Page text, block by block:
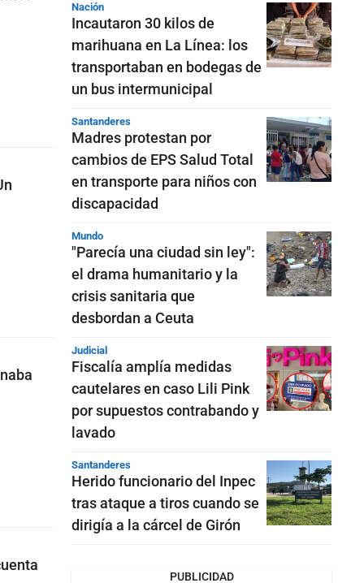
Nación
Incautaron 30 kilos de
marihuana en La Línea: los
transportaban en bodegas de
un bus intermunicipal
Santanderes
Madres protestan por
cambios de EPS Salud Total
en transporte para niños con
discapacidad
Mundo
"Parecía una ciudad sin ley":
el drama humanitario y la
crisis sanitaria que
desbordan a Ceuta
Judicial
Fiscalía amplía medidas
cautelares en caso Lili Pink
por supuestos contrabando y
lavado
Santanderes
Herido funcionario del Inpec
tras ataque a tiros cuando se
dirigía a la cárcel de Girón
PUBLICIDAD